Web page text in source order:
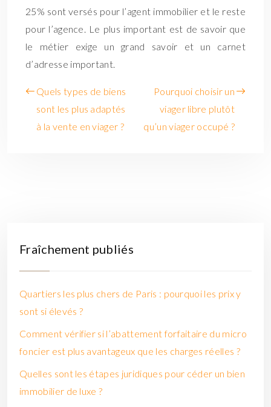
25% sont versés pour l’agent immobilier et le reste
pour l’agence. Le plus important est de savoir que
le métier exige un grand savoir et un carnet
d’adresse important.
Quels types de biens
sont les plus adaptés
à la vente en viager ?
Pourquoi choisir un
viager libre plutôt
qu’un viager occupé ?
Fraîchement publiés
Quartiers les plus chers de Paris : pourquoi les prix y
sont si élevés ?
Comment vérifier si l’abattement forfaitaire du micro
foncier est plus avantageux que les charges réelles ?
Quelles sont les étapes juridiques pour céder un bien
immobilier de luxe ?